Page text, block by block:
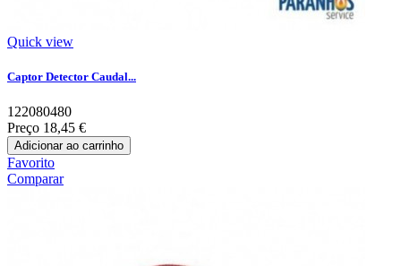
Quick view
Captor Detector Caudal...
122080480
Preço 18,45 €
Adicionar ao carrinho
Favorito
Comparar